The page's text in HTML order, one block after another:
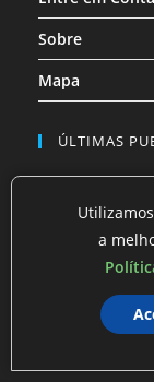
Sobre
Mapa
ÚLTIMAS
O
a